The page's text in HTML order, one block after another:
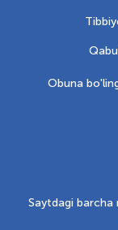
Obuna
Saytdagi barcha